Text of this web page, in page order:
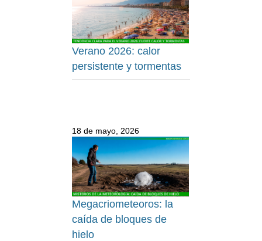
Verano 2026: calor
persistente y tormentas
18 de mayo, 2026
Megacriometeoros: la
caída de bloques de
hielo